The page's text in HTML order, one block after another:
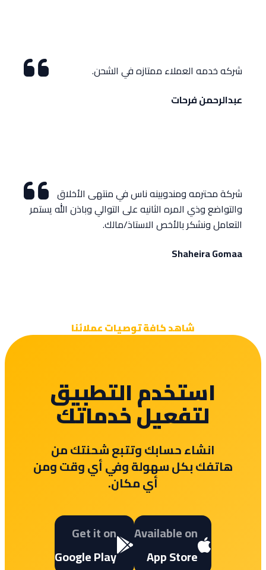
شركه خدمه العملاء ممتازه في الشحن.
‏عبدالرحمن فرحات‏
شركة محترمه ومندوبينه ناس في منتهى الأخلاق
والتواضع وذي المره الثانيه على التوالي وباذن الله يستمر
التعامل ونشكر بالأخص الاستاذ/مالك.
Shaheira Gomaa
شاهد كافة توصيات عملائنا
استخدم التطبيق
لتفعيل خدماتك
انشاء حسابك وتتبع شحنتك من
هاتفك بكل سهولة وفي أي وقت ومن
أي مكان.
Available on
App Store
Get it on
Google Play